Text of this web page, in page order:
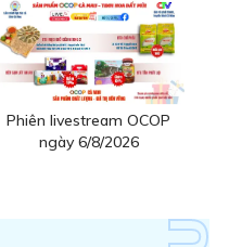
Phiên livestream OCOP
ngày 6/8/2026